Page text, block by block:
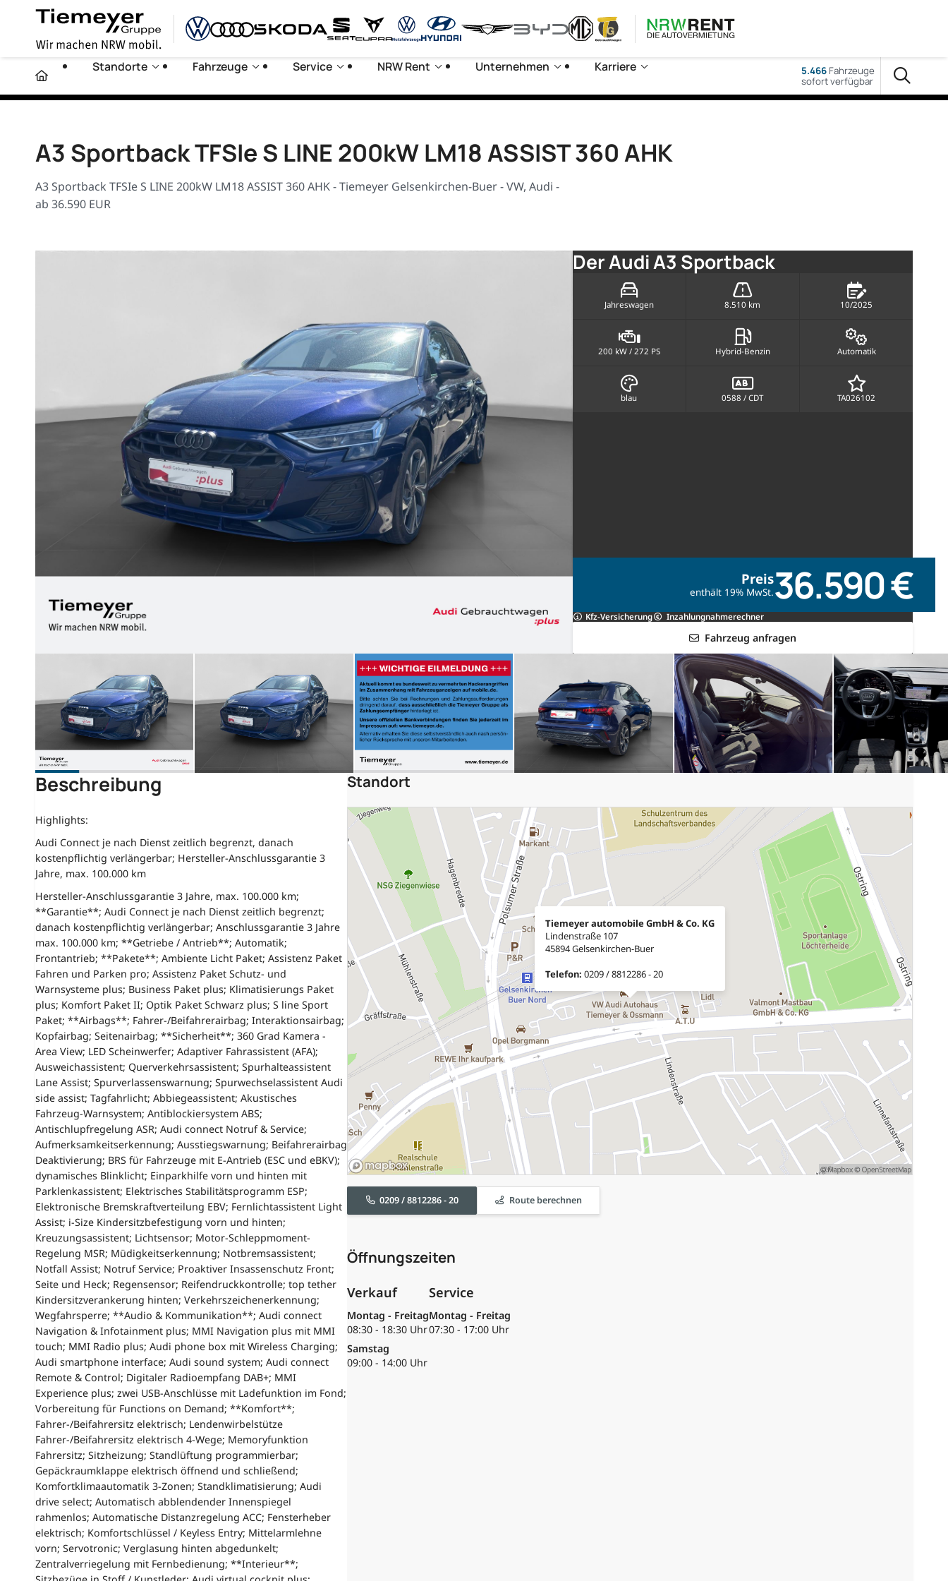
Standorte Fahrzeuge Service NRW Rent Unternehmen Karriere 5.466Fahrzeuge
sofort verfügbar
A3 Sportback TFSIe S LINE 200kW LM18 ASSIST 360 AHK
A3 Sportback TFSIe S LINE 200kW LM18 ASSIST 360 AHK - Tiemeyer Gelsenkirchen-Buer - VW, Audi -
ab 36.590 EUR
Der Audi A3 Sportback
Jahreswagen 8.510 km 10/2025
200 kW / 272 PS Hybrid-Benzin Automatik
blau 0588 / CDT TA026102
Preis
enthält 19% MwSt.36.590 €
Kfz-Versicherung Inzahlungnahmerechner
Fahrzeug anfragen
Beschreibung
Highlights:
Audi Connect je nach Dienst zeitlich begrenzt, danach
kostenpflichtig verlängerbar; Hersteller-Anschlussgarantie 3
Jahre, max. 100.000 km
Hersteller-Anschlussgarantie 3 Jahre, max. 100.000 km;
**Garantie**; Audi Connect je nach Dienst zeitlich begrenzt;
danach kostenpflichtig verlängerbar; Anschlussgarantie 3 Jahre
max. 100.000 km; **Getriebe / Antrieb**; Automatik;
Frontantrieb; **Pakete**; Ambiente Licht Paket; Assistenz Paket
Fahren und Parken pro; Assistenz Paket Schutz- und
Warnsysteme plus; Business Paket plus; Klimatisierungs Paket
plus; Komfort Paket II; Optik Paket Schwarz plus; S line Sport
Paket; **Airbags**; Fahrer-/Beifahrerairbag; Interaktionsairbag;
Kopfairbag; Seitenairbag; **Sicherheit**; 360 Grad Kamera -
Area View; LED Scheinwerfer; Adaptiver Fahrassistent (AFA);
Ausweichassistent; Querverkehrsassistent; Spurhalteassistent
Lane Assist; Spurverlassenswarnung; Spurwechselassistent Audi
side assist; Tagfahrlicht; Abbiegeassistent; Akustisches
Fahrzeug-Warnsystem; Antiblockiersystem ABS;
Antischlupfregelung ASR; Audi connect Notruf & Service;
Aufmerksamkeitserkennung; Ausstiegswarnung; Beifahrerairbag
Deaktivierung; BRS für Fahrzeuge mit E-Antrieb (ESC und eBKV);
dynamisches Blinklicht; Einparkhilfe vorn und hinten mit
Parklenkassistent; Elektrisches Stabilitätsprogramm ESP;
Elektronische Bremskraftverteilung EBV; Fernlichtassistent Light
Assist; i-Size Kindersitzbefestigung vorn und hinten;
Kreuzungsassistent; Lichtsensor; Motor-Schleppmoment-
Regelung MSR; Müdigkeitserkennung; Notbremsassistent;
Notfall Assist; Notruf Service; Proaktiver Insassenschutz Front;
Seite und Heck; Regensensor; Reifendruckkontrolle; top tether
Kindersitzverankerung hinten; Verkehrszeichenerkennung;
Wegfahrsperre; **Audio & Kommunikation**; Audi connect
Navigation & Infotainment plus; MMI Navigation plus mit MMI
touch; MMI Radio plus; Audi phone box mit Wireless Charging;
Audi smartphone interface; Audi sound system; Audi connect
Remote & Control; Digitaler Radioempfang DAB+; MMI
Experience plus; zwei USB-Anschlüsse mit Ladefunktion im Fond;
Vorbereitung für Functions on Demand; **Komfort**;
Fahrer-/Beifahrersitz elektrisch; Lendenwirbelstütze
Fahrer-/Beifahrersitz elektrisch 4-Wege; Memoryfunktion
Fahrersitz; Sitzheizung; Standlüftung programmierbar;
Gepäckraumklappe elektrisch öffnend und schließend;
Komfortklimaautomatik 3-Zonen; Standklimatisierung; Audi
drive select; Automatisch abblendender Innenspiegel
rahmenlos; Automatische Distanzregelung ACC; Fensterheber
elektrisch; Komfortschlüssel / Keyless Entry; Mittelarmlehne
vorn; Servotronic; Verglasung hinten abgedunkelt;
Zentralverriegelung mit Fernbedienung; **Interieur**;
Standort
Tiemeyer automobile GmbH & Co. KG
Lindenstraße 107
45894 Gelsenkirchen-Buer
Telefon: 0209 / 8812286 - 20
0209 / 8812286 - 20 Route berechnen
Öffnungszeiten
Verkauf
Montag - Freitag
08:30 - 18:30 Uhr
Samstag
09:00 - 14:00 Uhr
Service
Montag - Freitag
07:30 - 17:00 Uhr